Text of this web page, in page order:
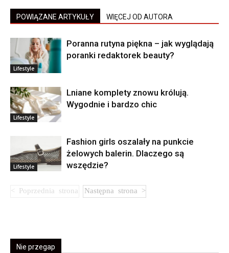
POWIĄZANE ARTYKUŁY WIĘCEJ OD AUTORA
Lifestyle
Poranna rutyna piękna – jak wyglądają
poranki redaktorek beauty?
Lifestyle
Lniane komplety znowu królują.
Wygodnie i bardzo chic
Lifestyle
Fashion girls oszalały na punkcie
żelowych balerin. Dlaczego są
wszędzie?
Nie przegap